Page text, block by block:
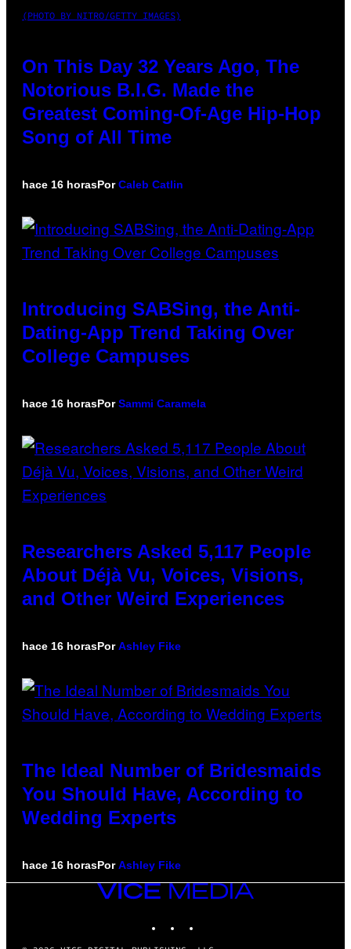
(PHOTO BY NITRO/GETTY IMAGES)
On This Day 32 Years Ago, The
Notorious B.I.G. Made the
Greatest Coming-Of-Age Hip-Hop
Song of All Time
hace 16 horasPorCaleb Catlin
Introducing SABSing, the Anti-
Dating-App Trend Taking Over
College Campuses
hace 16 horasPorSammi Caramela
Researchers Asked 5,117 People
About Déjà Vu, Voices, Visions,
and Other Weird Experiences
hace 16 horasPorAshley Fike
The Ideal Number of Bridesmaids
You Should Have, According to
Wedding Experts
hace 16 horasPorAshley Fike
VICE
MEDIA